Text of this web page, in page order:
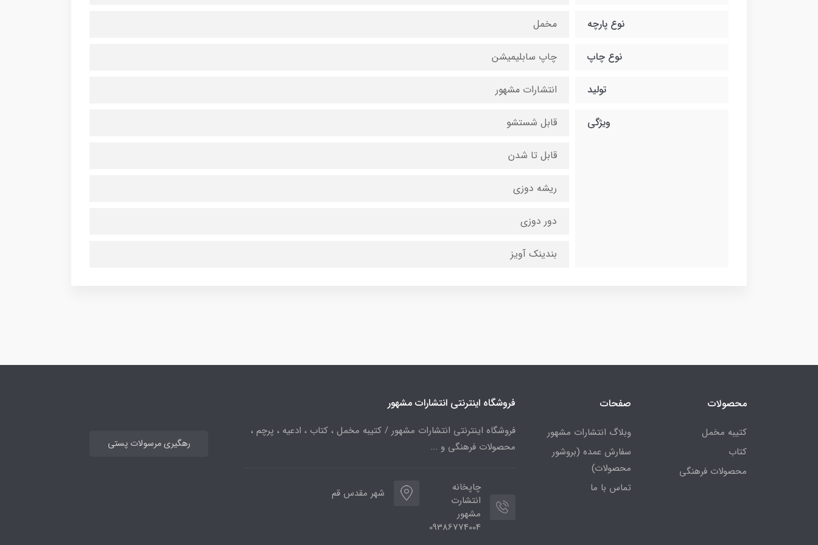
نوع پارچه مخمل
نوع چاپ چاپ سابلیمیشن
تولید انتشارات مشهور
ویژگی قابل شستشو
قابل تا شدن
ریشه دوزی
دور دوزی
بندینک آویز
محصولات
کتیبه مخمل
کتاب
محصولات فرهنگی
صفحات
وبلاگ انتشارات مشهور
سفارش عمده (بروشور
محصولات)
تماس با ما
فروشگاه اینترنتی انتشارات مشهور
فروشگاه اینترنتی انتشارات مشهور / کتیبه مخمل ، کتاب ، ادعیه ، پرچم ،
محصولات فرهنگی و ...
چاپخانه
انتشارت
مشهور
09386774004
شهر مقدس قم
رهگیری مرسولات پستی